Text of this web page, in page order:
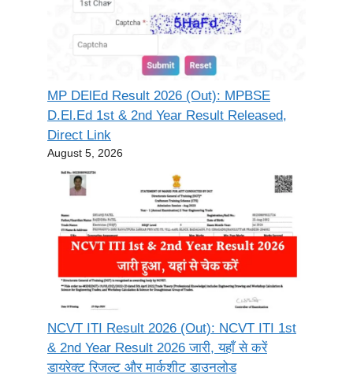
MP DElEd Result 2026 (Out): MPBSE
D.El.Ed 1st & 2nd Year Result Released,
Direct Link
August 5, 2026
NCVT ITI Result 2026 (Out): NCVT ITI 1st
& 2nd Year Result 2026 जारी, यहाँ से करें
डायरेक्ट रिजल्ट और मार्कशीट डाउनलोड